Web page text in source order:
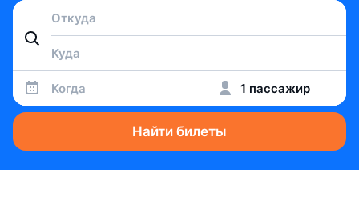
Когда 1 пассажир
Найти билеты